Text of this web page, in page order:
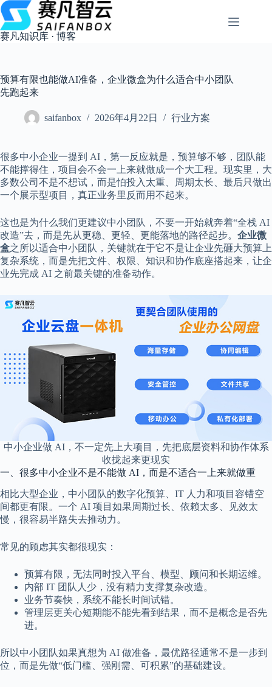
跳
过
内
容
赛凡知识库 · 博客
预算有限也能做AI准备，企业微盒为什么适合中小团队
先跑起来
saifanbox 2026年4月22日 行业方案
很多中小企业一提到 AI，第一反应就是，预算够不够，团队能
不能撑得住，项目会不会一上来就做成一个大工程。现实里，大
多数公司不是不想试，而是怕投入太重、周期太长、最后只做出
一个展示型项目，真正业务里反而用不起来。
这也是为什么我们更建议中小团队，不要一开始就奔着“全栈 AI
改造”去，而是先从更稳、更轻、更能落地的路径起步。 企业微
盒之所以适合中小团队，关键就在于它不是让企业先砸大预算上
复杂系统，而是先把文件、权限、知识和协作底座搭起来，让企
业先完成 AI 之前最关键的准备动作。
中小企业做 AI，不一定先上大项目，先把底层资料和协作体系
收拢起来更现实
一、很多中小企业不是不能做 AI，而是不适合一上来就做重
相比大型企业，中小团队的数字化预算、IT 人力和项目容错空
间都更有限。一个 AI 项目如果周期过长、依赖太多、见效太
慢，很容易半路失去推动力。
常见的顾虑其实都很现实：
预算有限，无法同时投入平台、模型、顾问和长期运维。
内部 IT 团队人少，没有精力支撑复杂改造。
业务节奏快，系统不能长时间试错。
管理层更关心短期能不能先看到结果，而不是概念是否先
进。
所以中小团队如果真想为 AI 做准备，最优路径通常不是一步到
位，而是先做“低门槛、强刚需、可积累”的基础建设。